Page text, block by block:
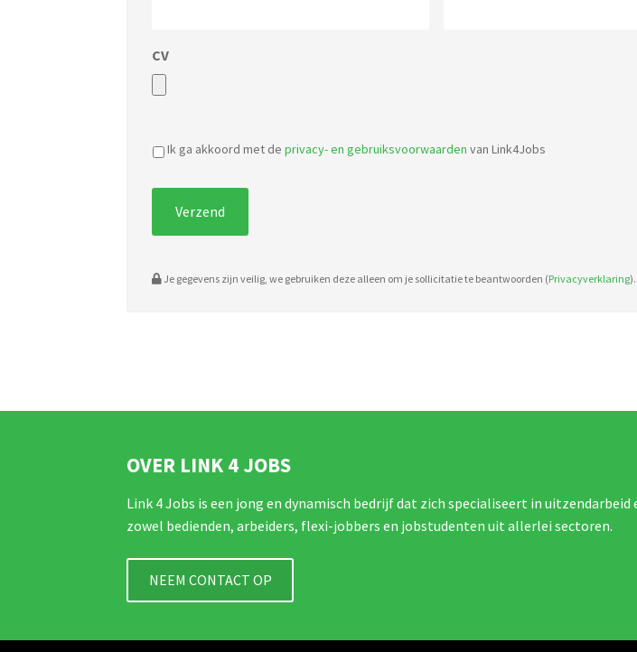
CV
pdf,
Ik ga akkoord met de privacy- en gebruiksvoorwaarden van Link4Jobs
Je gegevens zijn veilig, we gebruiken deze alleen om je sollicitatie te beantwoorden (Privacyverklaring).
OVER LINK 4 JOBS
Link 4 Jobs is een jong en dynamisch bedrijf dat zich specialiseert in
zowel bedienden, arbeiders, flexi-jobbers en jobstudenten uit allerlei sectoren.
NEEM CONTACT OP